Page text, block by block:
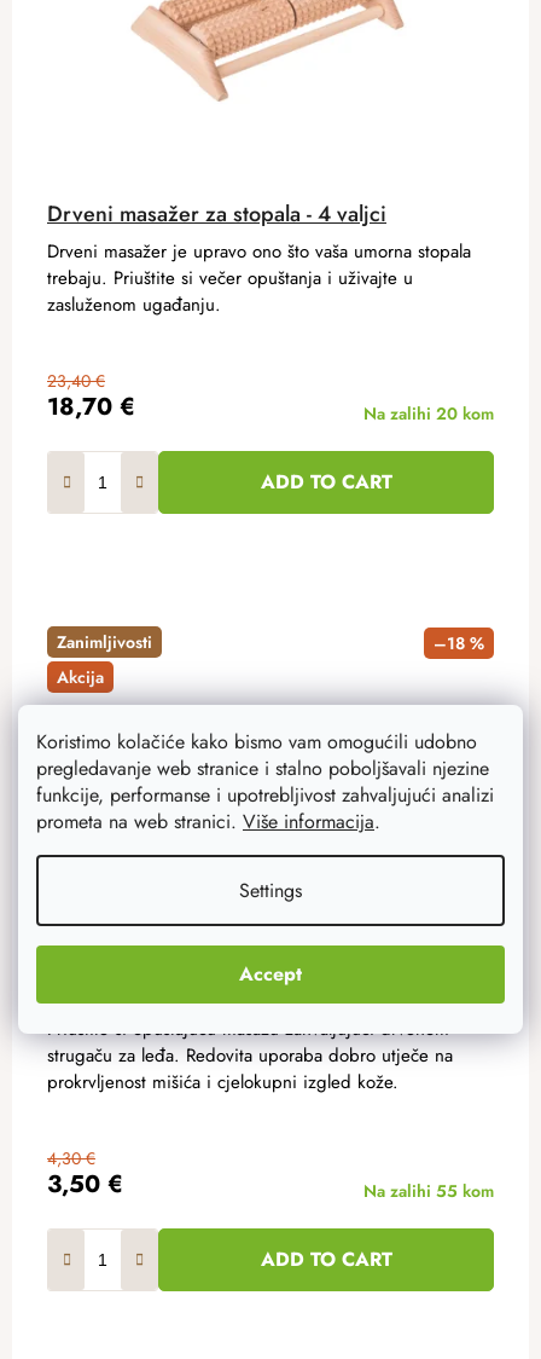
Koristimo kolačiće kako bismo vam omogućili udobno
pregledavanje web stranice i stalno poboljšavali njezine
funkcije, performanse i upotrebljivost zahvaljujući analizi
prometa na web stranici. Više informacija.
Settings
Accept
Drveni masažer za stopala - 4 valjci
18,70 €
23,40 €
Na zalihi 20 kom
ADD TO CART
Drveni masažer je upravo ono što vaša umorna stopala
trebaju. Priuštite si večer opuštanja i uživajte u
zasluženom ugađanju.
Zanimljivosti
Akcija
–18 %
Drveni češkalica za leđa
3,50 €
4,30 €
Na zalihi 55 kom
ADD TO CART
Priuštite si opuštajuću masažu zahvaljujući drvenom
strugaču za leđa. Redovita uporaba dobro utječe na
prokrvljenost mišića i cjelokupni izgled kože.